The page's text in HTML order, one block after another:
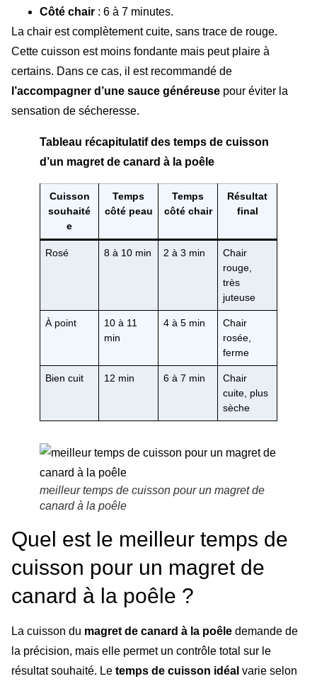
Côté chair : 6 à 7 minutes.
La chair est complètement cuite, sans trace de rouge.
Cette cuisson est moins fondante mais peut plaire à
certains. Dans ce cas, il est recommandé de
l’accompagner d’une sauce généreuse pour éviter la
sensation de sécheresse.
Tableau récapitulatif des temps de cuisson
d’un magret de canard à la poêle
Cuisson
souhaité
e
Temps
côté peau
Temps
côté chair
Résultat
final
Rosé 8 à 10 min 2 à 3 min
Chair
rouge,
très
juteuse
À point
10 à 11
min
4 à 5 min
Chair
rosée,
ferme
Bien cuit 12 min 6 à 7 min
Chair
cuite, plus
sèche
meilleur temps de cuisson pour un magret de
canard à la poêle
Quel est le meilleur temps de
cuisson pour un magret de
canard à la poêle ?
La cuisson du magret de canard à la poêle demande de
la précision, mais elle permet un contrôle total sur le
résultat souhaité. Le temps de cuisson idéal varie selon